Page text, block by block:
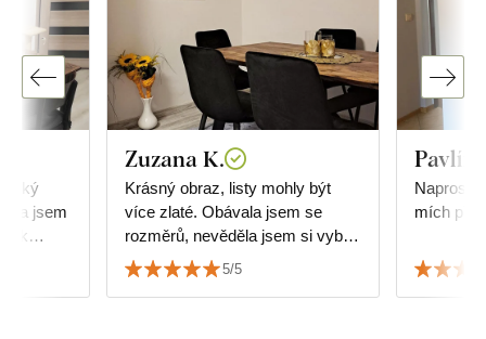
jsem
k
Zuzana K.
Krásný obraz, listy mohly být
více zlaté. Obávala jsem se
rozměrů, nevěděla jsem si vybrat
jakou velikost obrazu, ale
dokonale pasuje a ladí k nábytku.
5/5
Naprostá
mích